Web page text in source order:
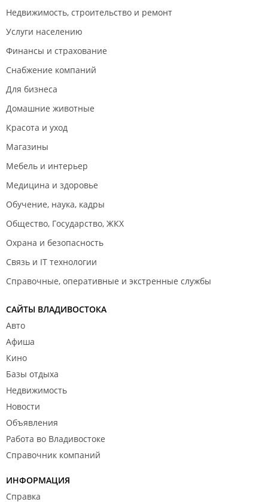
Недвижимость, строительство и ремонт
Услуги населению
Финансы и страхование
Снабжение компаний
Для бизнеса
Домашние животные
Красота и уход
Магазины
Мебель и интерьер
Медицина и здоровье
Обучение, наука, кадры
Общество, Государство, ЖКХ
Охрана и безопасность
Связь и IT технологии
Справочные, оперативные и экстренные службы
САЙТЫ ВЛАДИВОСТОКА
Авто
Афиша
Кино
Базы отдыха
Недвижимость
Новости
Объявления
Работа во Владивостоке
Справочник компаний
ИНФОРМАЦИЯ
Справка